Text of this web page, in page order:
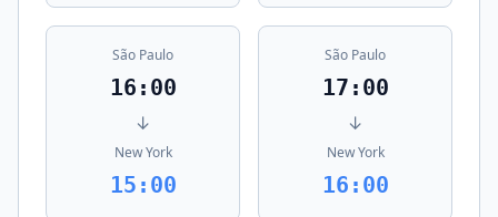
São Paulo
16:00
↓
New York
15:00
São Paulo
17:00
↓
New York
16:00